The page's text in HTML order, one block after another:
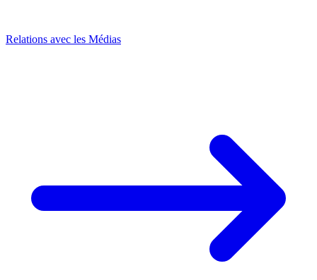
Relations avec les Médias